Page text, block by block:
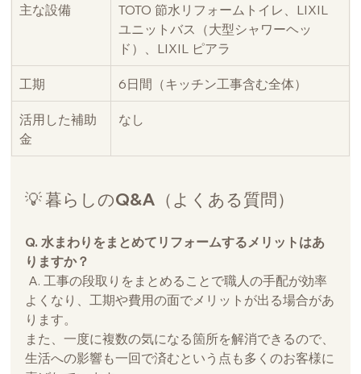
主な設備
TOTO 節水リフォームトイレ、LIXIL
ユニットバス（大型シャワーヘッ
ド）、LIXIL ピアラ
工期 6日間（キッチン工事含む全体）
活用した補助
金
なし
💡 暮らしのQ&A（よくある質問）
Q. 水まわりをまとめてリフォームするメリットはあ
りますか？
よくなり、工期や費用の面でメリットが出る場合があ
ります。
また、一度に複数の気になる箇所を解消できるので、
生活への影響も一回で済むという点も多くのお客様に